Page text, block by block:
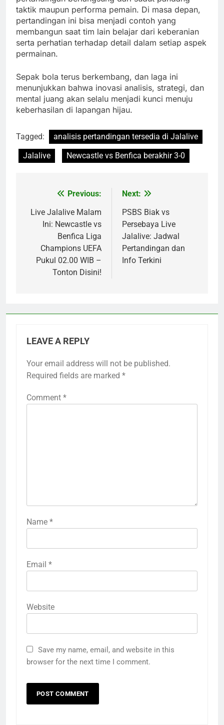
taktik maupun performa pemain. Di masa depan,
pertandingan ini bisa menjadi contoh yang
membangun saat tim lain belajar dari keberanian
serta perhatian terhadap detail dalam setiap aspek
permainan.
Sepak bola terus berkembang, dan laga ini
menunjukkan bahwa inovasi analisis, strategi, dan
mental juang akan selalu menjadi kunci menuju
keberhasilan di lapangan hijau.
Tagged:
analisis pertandingan tersedia di Jalalive
Jalalive
Newcastle vs Benfica berakhir 3-0
navigation
Previous:
Live Jalalive Malam
Ini: Newcastle vs
Benfica Liga
Champions UEFA
Pukul 02.00 WIB –
Tonton Disini!
Next:
PSBS Biak vs
Persebaya Live
Jalalive: Jadwal
Pertandingan dan
Info Terkini
LEAVE A REPLY
Your email address will not be published.
Required fields are marked *
Comment *
Name *
Email *
Website
Save my name, email, and website in this
browser for the next time I comment.